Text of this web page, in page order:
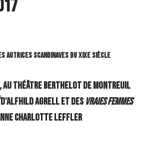
autrices scandinaves du XIXe siècle
au Théâtre Berthelot de Montreuil
Agrell et des Vraies femmes
Charlotte Leffler